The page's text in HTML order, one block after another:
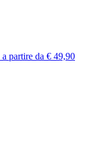
a partire da € 49,90